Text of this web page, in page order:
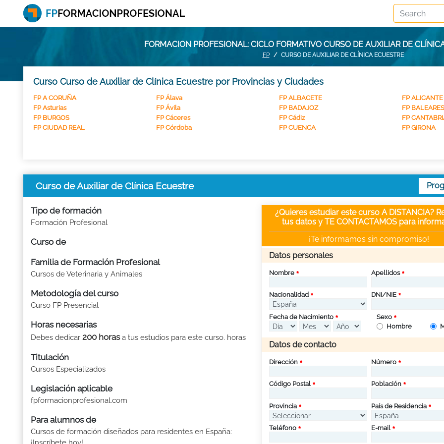
FORMACION PROFESIONAL: CICLO FORMATIVO CURSO DE AUXILIAR DE
FP CURSO DE AUXILIAR DE CLÍNICA ECUESTRE
Curso Curso de Auxiliar de Clínica Ecuestre por Provincias y Ciudades
FP A CORUÑA FP Álava FP ALBACETE
FP ALICANTE
FP Asturias
FP Ávila FP BADAJOZ
FP BALEARES
FP BURGOS
FP Cáceres FP Cádiz
FP
FP CIUDAD REAL
FP Córdoba FP CUENCA FP GIRONA
Curso de Auxiliar de Clínica Ecuestre
Tipo de formación
Formación Profesional
Curso de
Familia de Formación Profesional
Cursos de Veterinaria y Animales
Metodología del curso
Curso FP Presencial
Horas necesarias
Debes dedicar 200 horasa tus estudios para este curso. horas
Titulación
Cursos Especializados
Legislación aplicable
fpformacionprofesional.com
Para alumnos de
Cursos de formación diseñados para residentes en España:
¿Quieres estudiar este curso A DISTANCIA?
tus datos y TE CONTACTAMOS para
¡Te informamos sin compromiso!
Datos personales
Nombre Apellidos
Nacionalidad DNI/NIE
Fecha de Nacimiento
Sexo
Hombre
Datos de contacto
Dirección Número
Código Postal Población
Provincia País de Residencia
Teléfono E-mail